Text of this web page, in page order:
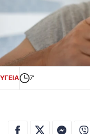
ΥΓΕΙΑ 7'